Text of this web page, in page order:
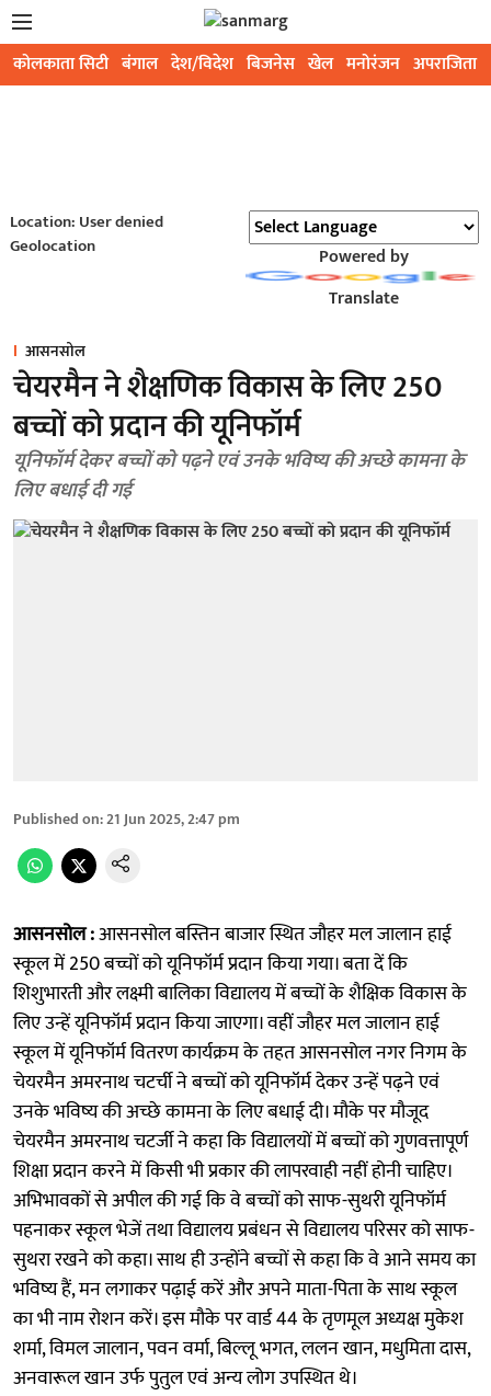
कोलकाता सिटी बंगाल देश/विदेश बिजनेस खेल मनोरंजन अपराजिता
Location: User denied
Geolocation
Powered by
Translate
आसनसोल
चेयरमैन ने शैक्षणिक विकास के लिए 250
बच्चों को प्रदान की यूनिफॉर्म
यूनिफॉर्म देकर बच्चों को पढ़ने एवं उनके भविष्य की अच्छे कामना के
लिए बधाई दी गई
Published on:21 Jun 2025, 2:47 pm
आसनसोल :आसनसोल बस्तिन बाजार स्थित जौहर मल जालान हाई
स्कूल में 250 बच्चों को यूनिफॉर्म प्रदान किया गया। बता दें कि
शिशुभारती और लक्ष्मी बालिका विद्यालय में बच्चों के शैक्षिक विकास के
लिए उन्हें यूनिफॉर्म प्रदान किया जाएगा। वहीं जौहर मल जालान हाई
स्कूल में यूनिफॉर्म वितरण कार्यक्रम के तहत आसनसोल नगर निगम के
चेयरमैन अमरनाथ चटर्ची ने बच्चों को यूनिफॉर्म देकर उन्हें पढ़ने एवं
उनके भविष्य की अच्छे कामना के लिए बधाई दी। मौके पर मौजूद
चेयरमैन अमरनाथ चटर्जी ने कहा कि विद्यालयों में बच्चों को गुणवत्तापूर्ण
शिक्षा प्रदान करने में किसी भी प्रकार की लापरवाही नहीं होनी चाहिए।
अभिभावकों से अपील की गई कि वे बच्चों को साफ-सुथरी यूनिफॉर्म
पहनाकर स्कूल भेजें तथा विद्यालय प्रबंधन से विद्यालय परिसर को साफ-
सुथरा रखने को कहा। साथ ही उन्होंने बच्चों से कहा कि वे आने समय का
भविष्य हैं, मन लगाकर पढ़ाई करें और अपने माता-पिता के साथ स्कूल
का भी नाम रोशन करें। इस मौके पर वार्ड 44 के तृणमूल अध्यक्ष मुकेश
शर्मा, विमल जालान, पवन वर्मा, बिल्लू भगत, ललन खान, मधुमिता दास,
अनवारूल खान उर्फ पुतुल एवं अन्य लोग उपस्थित थे।